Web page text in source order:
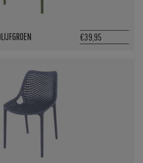
€39,95